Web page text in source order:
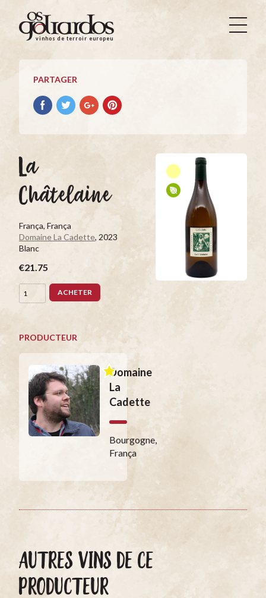
Os
Goliardos
Vinhos
Terroir
Europeus
vinhos de terroir europeus
PARTAGER
Partager
avec
Partager
avec
Partager
avec
Partager
avec
La
Châtelaine
França, França
Domaine La Cadette, 2023
Blanc
€21.75
ACHETER
PRODUCTEUR
Domaine
La
Cadette
Bourgogne,
França
AUTRES VINS DE CE
PRODUCTEUR